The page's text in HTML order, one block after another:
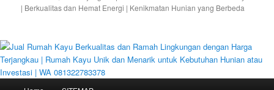
| Berkualitas dan Hemat Energi | Kenikmatan Hunian yang Berbeda